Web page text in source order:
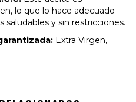
lo que lo hace adecuado
saludables y sin restricciones.
Extra Virgen,